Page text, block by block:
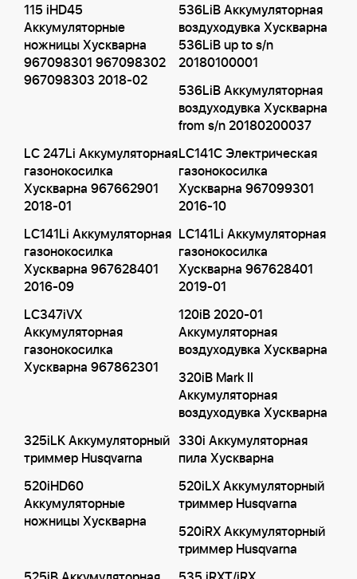
115 iHD45
Аккумуляторные
ножницы Хускварна
967098301 967098302
967098303 2018-02
536LiB Аккумуляторная
воздуходувка Хускварна
536LiB up to s/n
20180100001
536LiB Аккумуляторная
воздуходувка Хускварна
from s/n 20180200037
LC 247Li Аккумуляторная
газонокосилка
Хускварна 967662901
2018-01
LC141C Электрическая
газонокосилка
Хускварна 967099301
2016-10
LC141Li Аккумуляторная
газонокосилка
Хускварна 967628401
2016-09
LC141Li Аккумуляторная
газонокосилка
Хускварна 967628401
2019-01
LC347iVX
Аккумуляторная
газонокосилка
Хускварна 967862301
120iB 2020-01
Аккумуляторная
воздуходувка Хускварна
320iB Mark II
Аккумуляторная
воздуходувка Хускварна
325iLK Аккумуляторный
триммер Husqvarna
330i Аккумуляторная
пила Хускварна
520iHD60
Аккумуляторные
ножницы Хускварна
520iLX Аккумуляторный
триммер Husqvarna
520iRX Аккумуляторный
триммер Husqvarna